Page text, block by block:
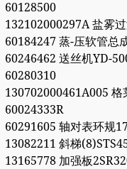
60128500
132102000297A 盐雾
60184247 蒸-压软管总
60246462 送丝机YD-
60280310
130702000461A005 格
60024333R
60291605 轴对表环规
13082211 斜梯
13165778 加强板